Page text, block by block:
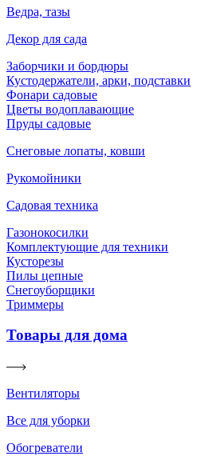
Ведра, тазы
Декор для сада
Заборчики и бордюры
Кустодержатели, арки, подставки
Фонари садовые
Цветы водоплавающие
Пруды садовые
Снеговые лопаты, ковши
Рукомойники
Садовая техника
Газонокосилки
Комплектующие для техники
Кусторезы
Пилы цепные
Снегоуборщики
Триммеры
Товары для дома
Вентиляторы
Все для уборки
Обогреватели